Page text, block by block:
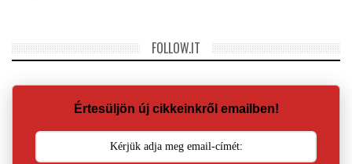
FOLLOW.IT
Értesüljön új cikkeinkről emailben!